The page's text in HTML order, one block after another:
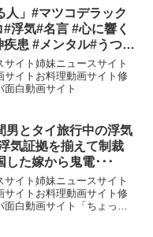
人」#マツコデラック
#浮気#名言 #心に響く
疾患 #メンタル#うつ病
サイト姉妹ニュースサイト
サイトお料理動画サイト修
面白動画サイト
男とタイ旅行中の浮気
気証拠を揃えて制裁
た嫁から鬼電･･･
サイト姉妹ニュースサイト
サイトお料理動画サイト修
面白動画サイト「ちょっと